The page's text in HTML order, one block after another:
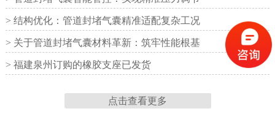
> 结构优化：管道封堵气囊精准适配复杂工况
> 关于管道封堵气囊材料革新：筑牢性能根基
> 福建泉州订购的橡胶支座已发货
点击查看更多